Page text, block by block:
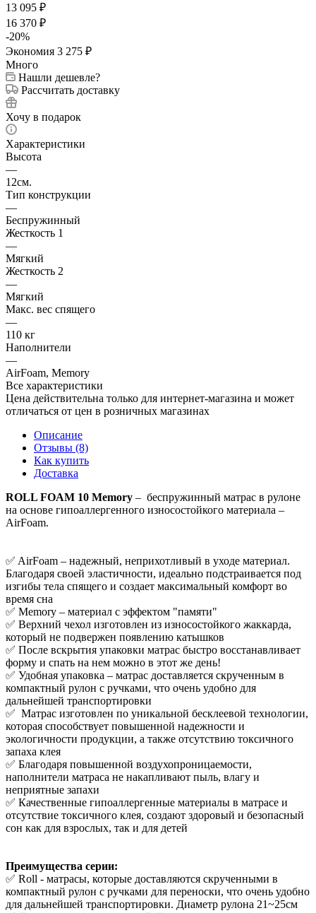
13 095 ₽
16 370 ₽
-20%
Экономия 3 275 ₽
Много
Нашли дешевле?
Рассчитать доставку
Хочу в подарок
Характеристики
Высота
—
12см.
Тип конструкции
—
Беспружинный
Жесткость 1
—
Мягкий
Жесткость 2
—
Мягкий
Макс. вес спящего
—
110 кг
Наполнители
—
AirFoam, Memory
Все характеристики
Цена действительна только для интернет-магазина и может
отличаться от цен в розничных магазинах
Описание
Отзывы (8)
Как купить
Доставка
ROLL FOAM 10 Memory – беспружинный матрас в рулоне
на основе гипоаллергенного износостойкого материала –
AirFoam.
✅ AirFoam – надежный, неприхотливый в уходе материал.
Благодаря своей эластичности, идеально подстраивается под
изгибы тела спящего и создает максимальный комфорт во
время сна
✅ Memory – материал с эффектом "памяти"
✅ Верхний чехол изготовлен из износостойкого жаккарда,
который не подвержен появлению катышков
✅ После вскрытия упаковки матрас быстро восстанавливает
форму и спать на нем можно в этот же день!
✅ Удобная упаковка – матрас доставляется скрученным в
компактный рулон с ручками, что очень удобно для
дальнейшей транспортировки
✅ Матрас изготовлен по уникальной бесклеевой технологии,
которая способствует повышенной надежности и
экологичности продукции, а также отсутствию токсичного
запаха клея
✅ Благодаря повышенной воздухопроницаемости,
наполнители матраса не накапливают пыль, влагу и
неприятные запахи
✅ Качественные гипоаллергенные материалы в матрасе и
отсутствие токсичного клея, создают здоровый и безопасный
сон как для взрослых, так и для детей
Преимущества серии:
✅ Roll - матрасы, которые доставляются скрученными в
компактный рулон с ручками для переноски, что очень удобно
для дальнейшей транспортировки. Диаметр рулона 21~25см